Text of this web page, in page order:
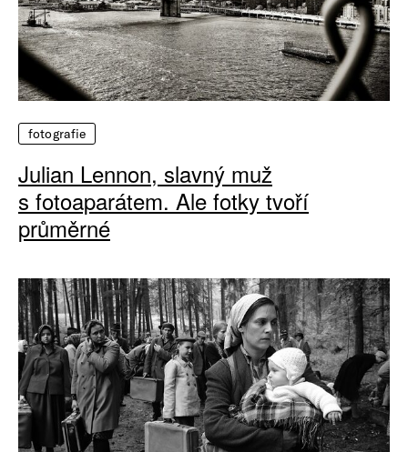
fotografie
Julian Lennon, slavný muž
s fotoaparátem. Ale fotky tvoří
průměrné